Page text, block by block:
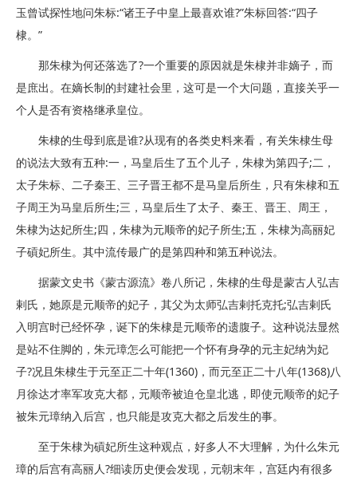
玉曾试探性地问朱标:“诸王子中皇上最喜欢谁?”朱标回答:“四子
棣。”
那朱棣为何还落选了?一个重要的原因就是朱棣并非嫡子，而
是庶出。在嫡长制的封建社会里，这可是一个大问题，直接关乎一
个人是否有资格继承皇位。
朱棣的生母到底是谁?从现有的各类史料来看，有关朱棣生母
的说法大致有五种:一，马皇后生了五个儿子，朱棣为第四子;二，
太子朱标、二子秦王、三子晋王都不是马皇后所生，只有朱棣和五
子周王为马皇后所生;三，马皇后生了太子、秦王、晋王、周王，
朱棣为达妃所生;四，朱棣为元顺帝的妃子所生;五，朱棣为高丽妃
子碽妃所生。其中流传最广的是第四种和第五种说法。
据蒙文史书《蒙古源流》卷八所记，朱棣的生母是蒙古人弘吉
剌氏，她原是元顺帝的妃子，其父为太师弘吉剌托克托;弘吉剌氏
入明宫时已经怀孕，诞下的朱棣是元顺帝的遗腹子。这种说法显然
是站不住脚的，朱元璋怎么可能把一个怀有身孕的元主妃纳为妃
子?况且朱棣生于元至正二十年(1360)，而元至正二十八年(1368)八
月徐达才率军攻克大都，元顺帝被迫仓皇北逃，即使元顺帝的妃子
被朱元璋纳入后宫，也只能是攻克大都之后发生的事。
至于朱棣为碽妃所生这种观点，好多人不大理解，为什么朱元
璋的后宫有高丽人?细读历史便会发现，元朝末年，宫廷内有很多